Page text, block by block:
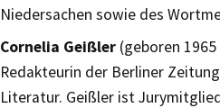
Niedersachen sowie des
Cornelia Geißler (geboren
Redakteurin der Berliner
Literatur. Geißler ist